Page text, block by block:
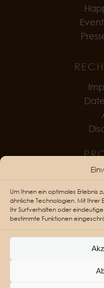
Um Ihnen ein optimales Erlebnis
ähnliche Technologien. Mit Ihrer
Ihr Surfverhalten oder
bestimmte Funktionen
Haus